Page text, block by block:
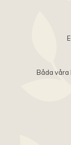
Båda våra